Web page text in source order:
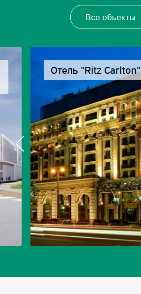
Все обьекты
Отель "Ritz Carlton"